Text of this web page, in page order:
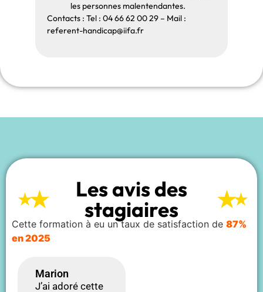
les personnes malentendantes.
Contacts : Tel : 04 66 62 00 29 – Mail :
referent-handicap@iifa.fr
Les avis des
stagiaires
Cette formation à eu un taux de satisfaction de 87%
en 2025
Marion
J’ai adoré cette